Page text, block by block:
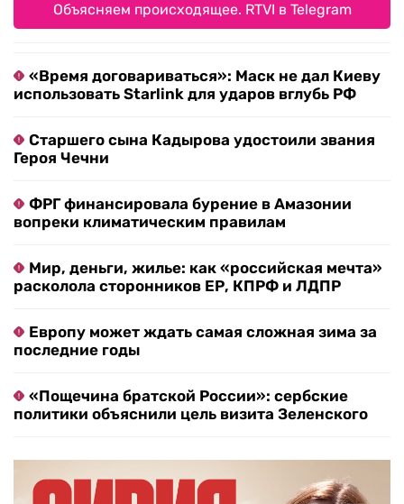
Объясняем происходящее. RTVI в Telegram
«Время договариваться»: Маск не дал Киеву
использовать Starlink для ударов вглубь РФ
Старшего сына Кадырова удостоили звания
Героя Чечни
ФРГ финансировала бурение в Амазонии
вопреки климатическим правилам
Мир, деньги, жилье: как «российская мечта»
расколола сторонников ЕР, КПРФ и ЛДПР
Европу может ждать самая сложная зима за
последние годы
«Пощечина братской России»: сербские
политики объяснили цель визита Зеленского